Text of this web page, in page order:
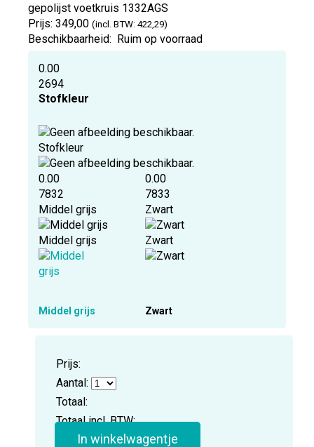
gepolijst voetkruis 1332AGS
Prijs: 349,00 (incl. BTW: 422,29)
Beschikbaarheid: Ruim op voorraad
0.00
2694
Stofkleur
Stofkleur
0.00
7832
Middel grijs
Middel grijs
Middel grijs
0.00
7833
Zwart
Zwart
Zwart
Prijs:
Aantal:
Totaal:
Totaal incl. BTW:
In winkelwagentje